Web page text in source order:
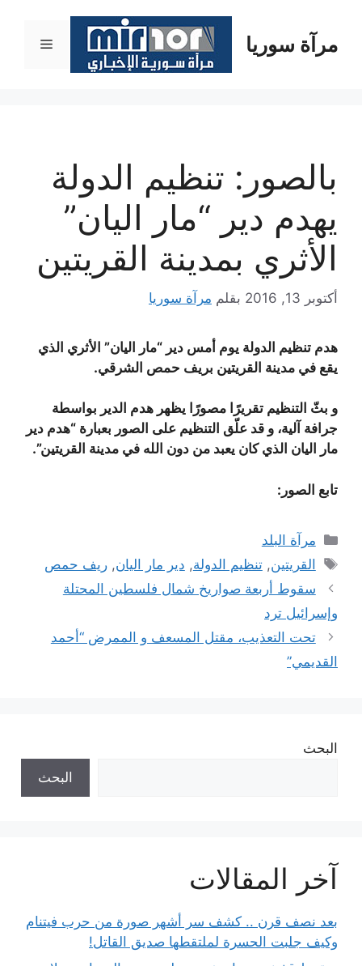
المحتوىمرآة سوريا القائمة
بالصور: تنظيم الدولة
يهدم دير “مار اليان”
الأثري بمدينة القريتين
أكتوبر 13, 2016 بقلم مرآة سوريا
هدم تنظيم الدولة يوم أمس دير “مار اليان” الأثري الذي
يقع في مدينة القريتين بريف حمص الشرقي.
و بثّ التنظيم تقريرًا مصورًا يظهر هدم الدير بواسطة
جرافة آلية، و قد علّق التنظيم على الصور بعبارة “هدم دير
مار اليان الذي كان يعبد من دون الله في مدينة القريتين”.
تابع الصور:
التصنيفات
مرآة البلد
الوسوم
القريتين,تنظيم الدولة, دير مار اليان,ريف حمص
سقوط أربعة صواريخ شمال فلسطين المحتلة
وإسرائيل ترد
تحت التعذيب، مقتل المسعف و الممرض “أحمد
القديمي”
البحث
البحث
آخر المقالات
بعد نصف قرن .. كشف سر أشهر صورة من حرب فيتنام
وكيف جلبت الحسرة لملتقطها صديق القاتل!